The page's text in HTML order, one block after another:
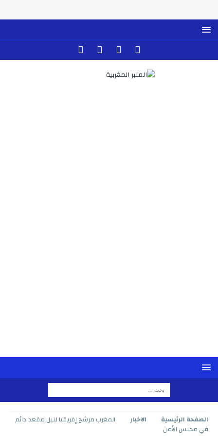
الصفحة الرئيسية الاخبار
المغرب مرشح إفريقيا لنيل مقعد دائم
في مجلس الأمن